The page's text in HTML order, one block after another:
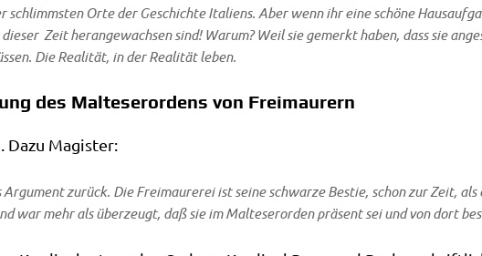
Orte der Geschich­te Ita­li­ens. Aber wenn ihr eine schö­ne
Zeit her­an­ge­wach­sen sind! War­um? Weil sie gemerkt haben, dass sie
Die Rea­li­tät, in der Rea­li­tät leben.
des Malteserordens von Freimaurern
Magister:
zurück. Die Frei­mau­re­rei ist sei­ne schwar­ze Bestie, schon zur Zeit,
war mehr als über­zeugt, daß sie im Mal­te­ser­or­den prä­sent sei und von dort